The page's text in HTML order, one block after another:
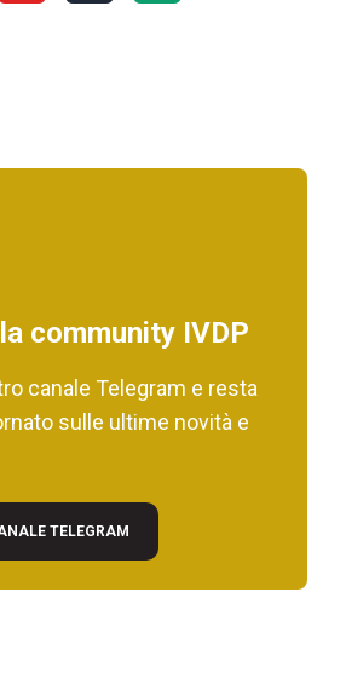
community IVDP
canale Telegram e resta
sulle ultime novità e
TELEGRAM